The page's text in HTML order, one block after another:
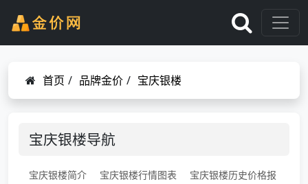
首页 / 品牌金价 / 宝庆银楼
宝庆银楼导航
宝庆银楼简介 宝庆银楼行情图表
宝庆银楼历史价格报